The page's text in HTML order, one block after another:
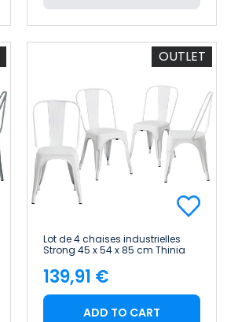
OUTLET
Lot de 4 chaises industrielles
Strong 45 x 54 x 85 cm Thinia
Price
139,91 €
ADD TO CART